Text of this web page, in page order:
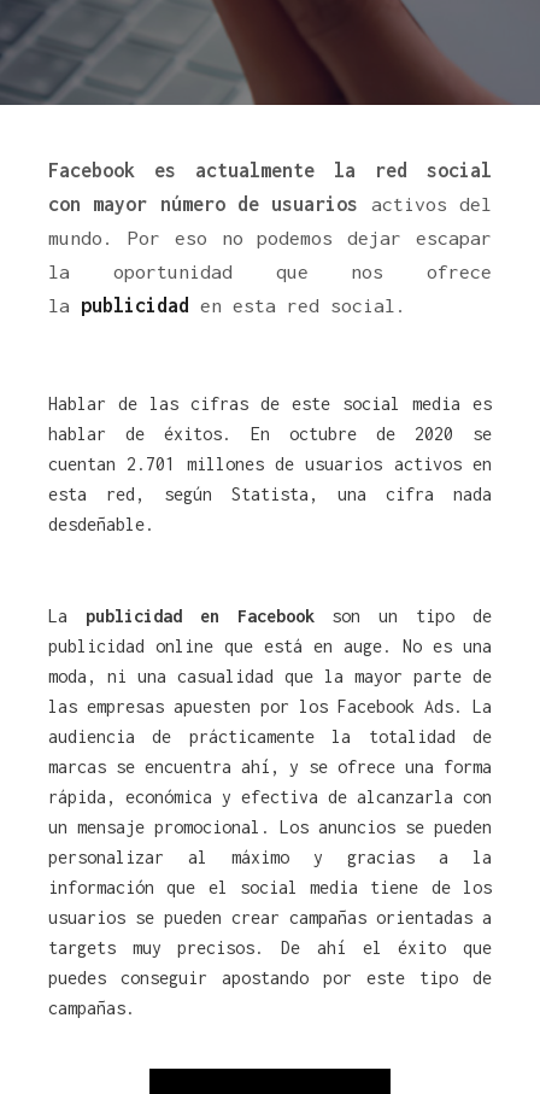
Facebook es actualmente la red social
con mayor número de usuarios activos del
mundo. Por eso no podemos dejar escapar
la oportunidad que nos ofrece
la publicidad en esta red social.
Hablar de las cifras de este social media es
hablar de éxitos. En octubre de 2020 se
cuentan 2.701 millones de usuarios activos en
esta red, según Statista, una cifra nada
desdeñable.
La publicidad en Facebook son un tipo de
publicidad online que está en auge. No es una
moda, ni una casualidad que la mayor parte de
las empresas apuesten por los Facebook Ads. La
audiencia de prácticamente la totalidad de
marcas se encuentra ahí, y se ofrece una forma
rápida, económica y efectiva de alcanzarla con
un mensaje promocional. Los anuncios se pueden
personalizar al máximo y gracias a la
información que el social media tiene de los
usuarios se pueden crear campañas orientadas a
targets muy precisos. De ahí el éxito que
puedes conseguir apostando por este tipo de
campañas.